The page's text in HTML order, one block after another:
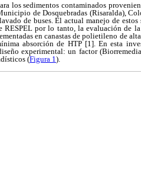
los sedimentos contaminados
de Dosquebradas (Risaralda),
de buses. El actual manejo de
RESPEL por lo tanto, la evaluación de
en canastas de polietileno de
absorción de HTP [1]. En esta
experimental: un factor
(Figura 1).